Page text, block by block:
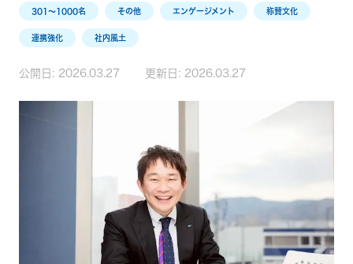
301〜1000名 その他 エンゲージメント 称賛文化
連携強化 社内風土
公開日: 2026.03.27 更新日: 2026.03.27